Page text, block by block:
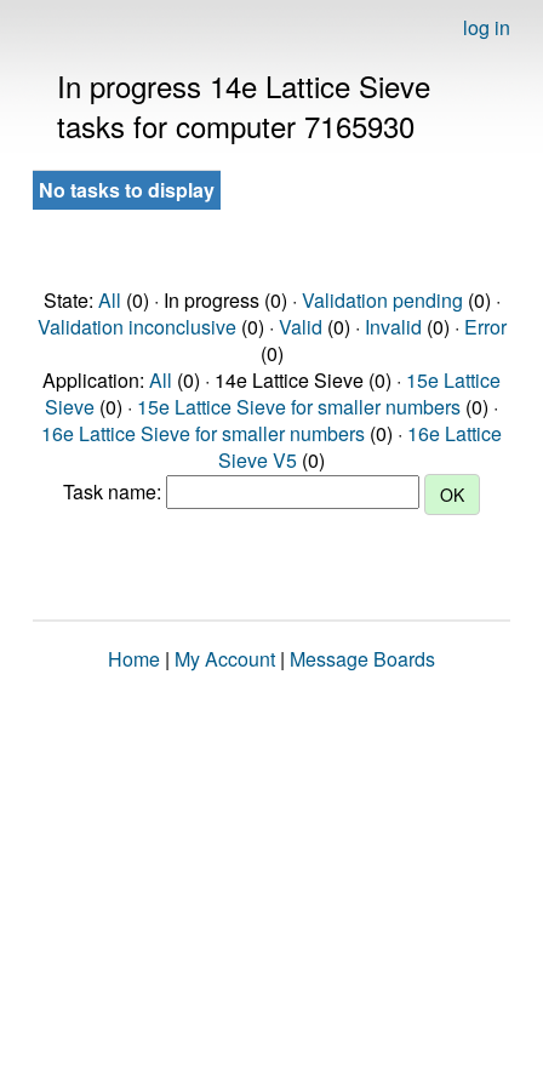
log in
In progress 14e Lattice Sieve
tasks for computer 7165930
No tasks to display
State: All (0) · In progress (0) · Validation pending (0) ·
Validation inconclusive(0) · Valid (0) · Invalid (0) · Error
(0)
Application: All (0) · 14e Lattice Sieve (0) · 15e Lattice
Sieve (0) · 15e Lattice Sieve for smaller numbers (0) ·
16e Lattice Sieve for smaller numbers (0) · 16e Lattice
Sieve V5 (0)
Task name:
Home | My Account | Message Boards